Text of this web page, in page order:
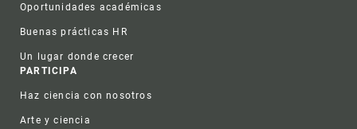
Oportunidades académicas
Buenas prácticas HR
Un lugar donde crecer
PARTICIPA
Haz ciencia con nosotros
Arte y ciencia